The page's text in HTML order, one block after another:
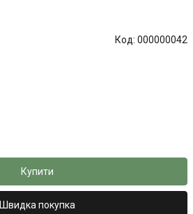
Код: 000000042
Купити
Швидка покупка